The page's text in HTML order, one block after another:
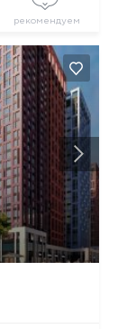
рекомендуем